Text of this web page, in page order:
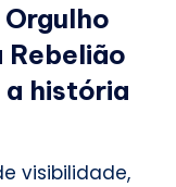
Rebelião
a história
visibilidade,